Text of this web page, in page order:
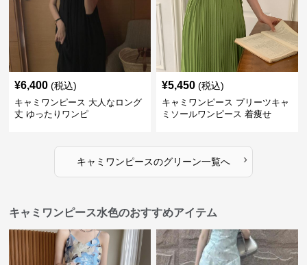
¥6,400 (税込)
キャミワンピース 大人なロング
丈 ゆったりワンピ
¥5,450 (税込)
キャミワンピース プリーツキャ
ミソールワンピース 着痩せ
キャミワンピースのグリーン一覧へ ›
キャミワンピース水色のおすすめアイテム